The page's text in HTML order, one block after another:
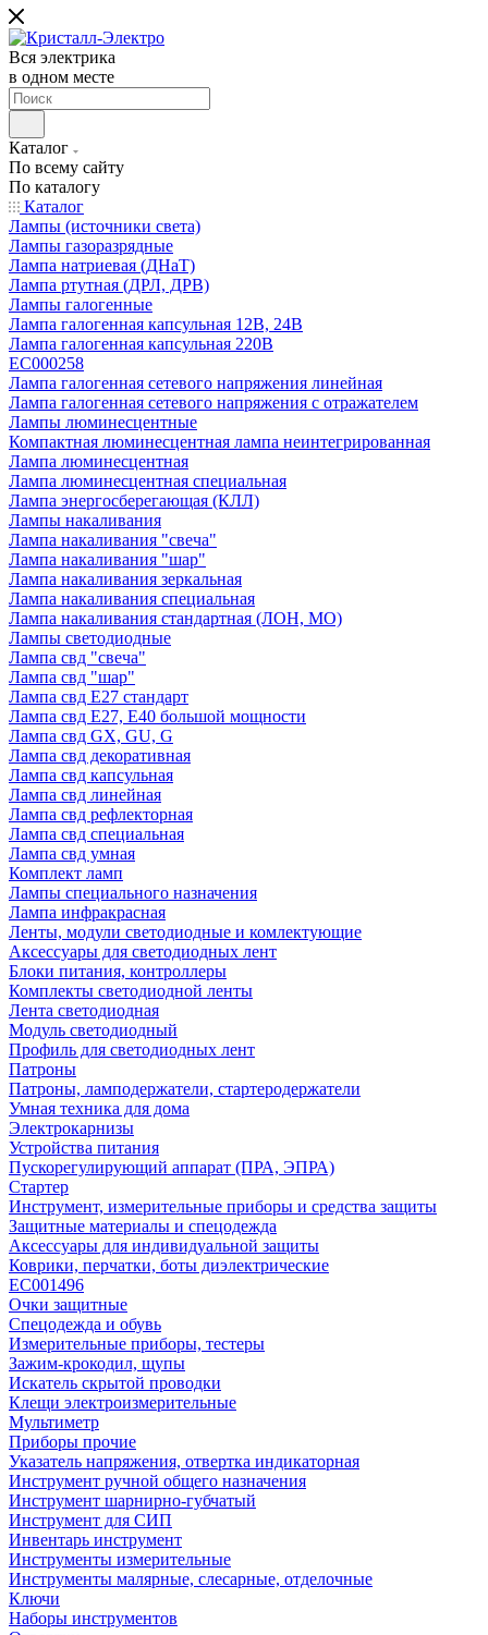
Вся электрика
в одном месте
Каталог
По всему сайту
По каталогу
Каталог
Лампы (источники света)
Лампы газоразрядные
Лампа натриевая (ДНаТ)
Лампа ртутная (ДРЛ, ДРВ)
Лампы галогенные
Лампа галогенная капсульная 12В, 24В
Лампа галогенная капсульная 220В
EC000258
Лампа галогенная сетевого напряжения линейная
Лампа галогенная сетевого напряжения с отражателем
Лампы люминесцентные
Компактная люминесцентная лампа неинтегрированная
Лампа люминесцентная
Лампа люминесцентная специальная
Лампа энергосберегающая (КЛЛ)
Лампы накаливания
Лампа накаливания "свеча"
Лампа накаливания "шар"
Лампа накаливания зеркальная
Лампа накаливания специальная
Лампа накаливания стандартная (ЛОН, МО)
Лампы светодиодные
Лампа свд "свеча"
Лампа свд "шар"
Лампа свд E27 стандарт
Лампа свд E27, Е40 большой мощности
Лампа свд GX, GU, G
Лампа свд декоративная
Лампа свд капсульная
Лампа свд линейная
Лампа свд рефлекторная
Лампа свд специальная
Лампа свд умная
Комплект ламп
Лампы специального назначения
Лампа инфракрасная
Ленты, модули светодиодные и комлектующие
Аксессуары для светодиодных лент
Блоки питания, контроллеры
Комплекты светодиодной ленты
Лента светодиодная
Модуль светодиодный
Профиль для светодиодных лент
Патроны
Патроны, ламподержатели, стартеродержатели
Умная техника для дома
Электрокарнизы
Устройства питания
Пускорегулирующий аппарат (ПРА, ЭПРА)
Стартер
Инструмент, измерительные приборы и средства защиты
Защитные материалы и спецодежда
Аксессуары для индивидуальной защиты
Коврики, перчатки, боты диэлектрические
EC001496
Очки защитные
Спецодежда и обувь
Измерительные приборы, тестеры
Зажим-крокодил, щупы
Искатель скрытой проводки
Клещи электроизмерительные
Мультиметр
Приборы прочие
Указатель напряжения, отвертка индикаторная
Инструмент ручной общего назначения
Инструмент шарнирно-губчатый
Инструмент для СИП
Инвентарь инструмент
Инструменты измерительные
Инструменты малярные, слесарные, отделочные
Ключи
Наборы инструментов